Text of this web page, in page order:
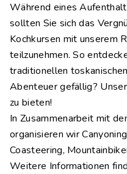
Während eines
sollten Sie sich das
Kochkursen mit unserem
teilzunehmen. So
traditionellen
Abenteuer gefällig?
zu bieten!
In Zusammenarbeit mit
organisieren wir
Coasteering,
Weitere Informationen